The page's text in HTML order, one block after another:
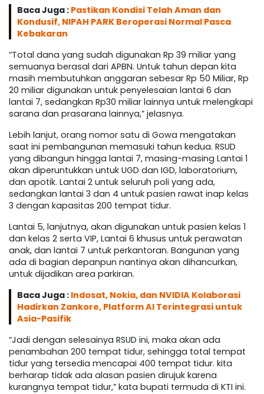
Baca Juga : Pastikan Kondisi Telah Aman dan
Kondusif, NIPAH PARK Beroperasi Normal Pasca
Kebakaran
“Total dana yang sudah digunakan Rp 39 miliar yang
semuanya berasal dari APBN. Untuk tahun depan kita
masih membutuhkan anggaran sebesar Rp 50 Miliar, Rp
20 miliar digunakan untuk penyelesaian lantai 6 dan
lantai 7, sedangkan Rp30 miliar lainnya untuk melengkapi
sarana dan prasarana lainnya,” jelasnya.
Lebih lanjut, orang nomor satu di Gowa mengatakan
saat ini pembangunan memasuki tahun kedua. RSUD
yang dibangun hingga lantai 7, masing-masing Lantai 1
akan diperuntukkan untuk UGD dan IGD, laboratorium,
dan apotik. Lantai 2 untuk seluruh poli yang ada,
sedangkan lantai 3 dan 4 untuk pasien rawat inap kelas
3 dengan kapasitas 200 tempat tidur.
Lantai 5, lanjutnya, akan digunakan untuk pasien kelas 1
dan kelas 2 serta VIP, Lantai 6 khusus untuk perawatan
anak, dan lantai 7 untuk perkantoran. Bangunan yang
ada di bagian depanpun nantinya akan dihancurkan,
untuk dijadikan area parkiran.
Baca Juga : Indosat, Nokia, dan NVIDIA Kolaborasi
Hadirkan Zankore, Platform AI Terintegrasi untuk
Asia-Pasifik
“Jadi dengan selesainya RSUD ini, maka akan ada
penambahan 200 tempat tidur, sehingga total tempat
tidur yang tersedia mencapai 400 tempat tidur. kita
berharap tidak ada alasan pasien dirujuk karena
kurangnya tempat tidur,” kata bupati termuda di KTI ini.